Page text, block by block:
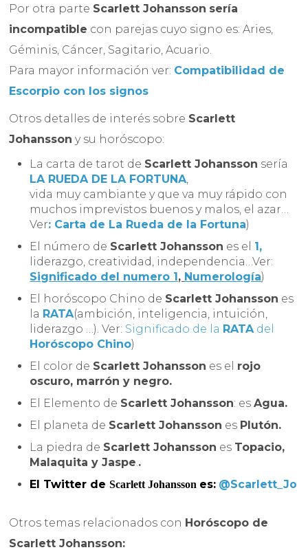
Por otra parte Scarlett Johansson sería
incompatible con parejas cuyo signo es: Aries,
Géminis, Cáncer, Sagitario, Acuario.
Para mayor información ver: Compatibilidad de
Escorpio con los signos
Otros detalles de interés sobre Scarlett
Johansson y su horóscopo:
La carta de tarot de Scarlett Johansson sería
LA RUEDA DE LA FORTUNA,
vida muy cambiante y que va muy rápido con
muchos imprevistos buenos y malos, el azar…
Ver: Carta de La Rueda de la Fortuna)
El número de Scarlett Johansson es el 1,
liderazgo, creatividad, independencia…Ver:
Significado del numero 1 , Numerología)
El horóscopo Chino de Scarlett Johansson es
la RATA(ambición, inteligencia, intuición,
liderazgo …). Ver: Significado de la RATAdel
Horóscopo Chino)
El color de Scarlett Johansson es el rojo
oscuro, marrón y negro.
El Elemento de Scarlett Johansson: esAgua.
El planeta de Scarlett Johansson es Plutón.
La piedra de Scarlett Johansson es Topacio,
Malaquita y Jaspe..
El Twitter deScarlett Johansson es: @Scarlett_Jo
Otros temas relacionados con Horóscopo de
Scarlett Johansson: